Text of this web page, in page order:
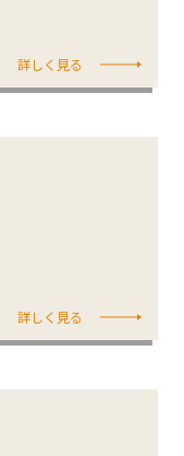
詳しく見る
詳しく見る